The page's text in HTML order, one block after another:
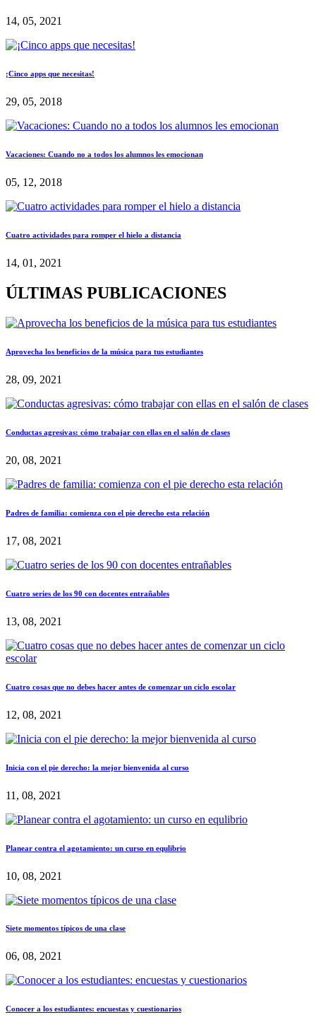
14, 05, 2021
¡Cinco apps que necesitas!
29, 05, 2018
Vacaciones: Cuando no a todos los alumnos les emocionan
05, 12, 2018
Cuatro actividades para romper el hielo a distancia
14, 01, 2021
ÚLTIMAS PUBLICACIONES
Aprovecha los beneficios de la música para tus estudiantes
28, 09, 2021
Conductas agresivas: cómo trabajar con ellas en el salón de clases
20, 08, 2021
Padres de familia: comienza con el pie derecho esta relación
17, 08, 2021
Cuatro series de los 90 con docentes entrañables
13, 08, 2021
Cuatro cosas que no debes hacer antes de comenzar un ciclo escolar
12, 08, 2021
Inicia con el pie derecho: la mejor bienvenida al curso
11, 08, 2021
Planear contra el agotamiento: un curso en equlibrio
10, 08, 2021
Siete momentos típicos de una clase
06, 08, 2021
Conocer a los estudiantes: encuestas y cuestionarios